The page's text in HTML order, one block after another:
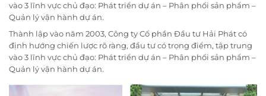
vào 3 lĩnh vực chủ đạo: Phát triển dự án – Phân phối sản phẩm –
Quản lý vận hành dự án.
Thành lập vào năm 2003, Công ty Cổ phần Đầu tư Hải Phát có
định hướng chiến lược rõ ràng, đầu tư có trọng điểm, tập trung
vào 3 lĩnh vực chủ đạo: Phát triển dự án – Phân phối sản phẩm –
Quản lý vận hành dự án.